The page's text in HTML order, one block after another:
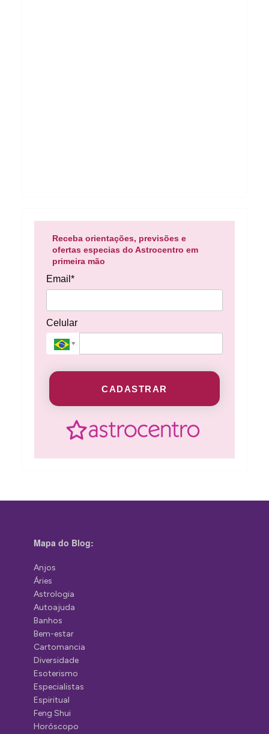
Receba orientações, previsões e
ofertas especias do Astrocentro em
primeira mão
Email*
Celular
CADASTRAR
Mapa do Blog:
Anjos
Áries
Astrologia
Autoajuda
Banhos
Bem-estar
Cartomancia
Diversidade
Esoterismo
Especialistas
Espiritual
Feng Shui
Horóscopo